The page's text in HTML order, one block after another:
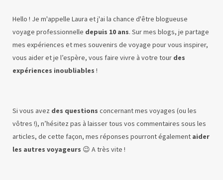
Hello ! Je m'appelle Laura et j'ai la chance d'être blogueuse
voyage professionnelle depuis 10 ans. Sur mes blogs, je partage
mes expériences et mes souvenirs de voyage pour vous inspirer,
vous aider et je l’espère, vous faire vivre à votre tour des
expériences inoubliables !
Si vous avez des questions concernant mes voyages (ou les
vôtres !), n’hésitez pas à laisser tous vos commentaires sous les
articles, de cette façon, mes réponses pourront également aider
les autres voyageurs 😉 A très vite !